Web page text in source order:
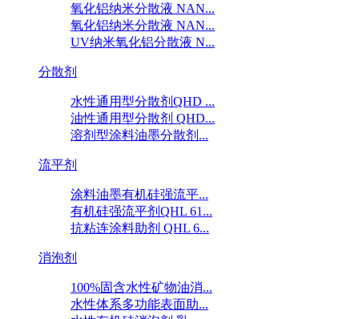
氧化铝纳米分散液 NAN...
氧化铝纳米分散液 NAN...
UV纳米氧化铝分散液 N...
分散剂
水性通用型分散剂QHD ...
油性通用型分散剂 QHD...
溶剂型涂料油墨分散剂...
流平剂
涂料油墨有机硅强流平...
有机硅强流平剂QHL 61...
抗粘连涂料助剂 QHL 6...
消泡剂
100%固含水性矿物油消...
水性体系多功能表面助...